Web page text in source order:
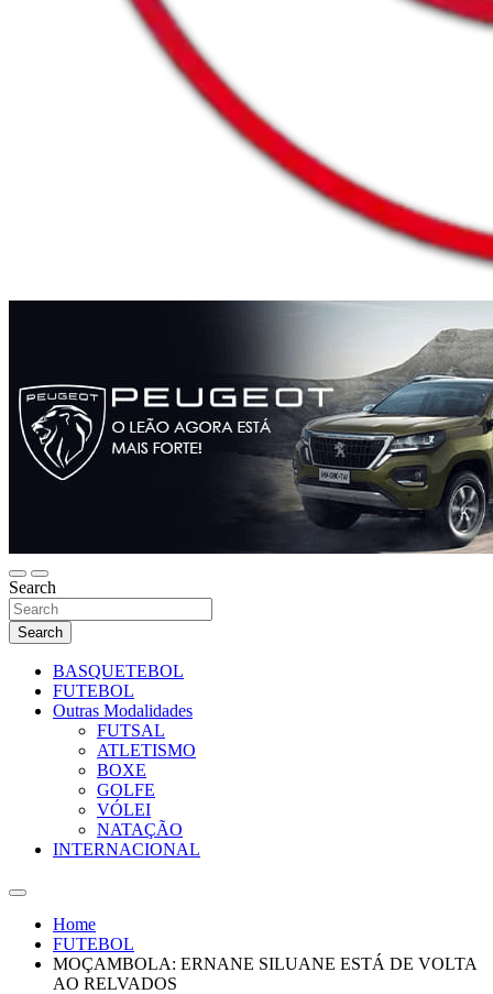
Search
Search
BASQUETEBOL
FUTEBOL
Outras Modalidades
FUTSAL
ATLETISMO
BOXE
GOLFE
VÓLEI
NATAÇÃO
INTERNACIONAL
Home
FUTEBOL
MOÇAMBOLA: ERNANE SILUANE ESTÁ DE VOLTA
AO RELVADOS